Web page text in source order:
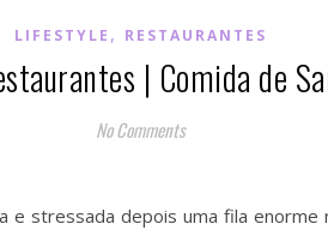
LIFESTYLE , RESTAURANTES
| Comida de
No Comments
e stressada depois uma fila